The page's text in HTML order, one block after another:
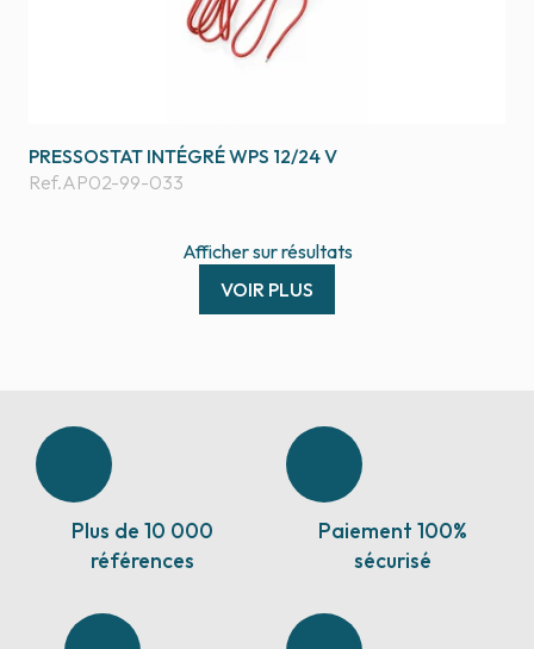
PRESSOSTAT INTÉGRÉ WPS 12/24 V
Ref.AP02-99-033
Affichersurrésultats
VOIR PLUS
Plus de 10 000
références
Paiement 100%
sécurisé